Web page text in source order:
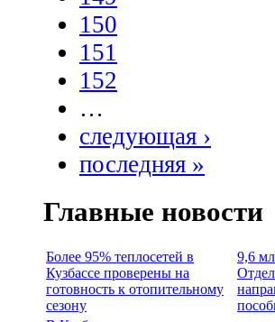
150
151
152
…
следующая ›
последняя »
Главные новости
Более 95% теплосетей в
Кузбассе проверены на
готовность к отопительному
сезону
9,6